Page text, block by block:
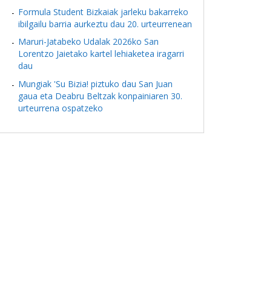
Formula Student Bizkaiak jarleku bakarreko
ibilgailu barria aurkeztu dau 20. urteurrenean
Maruri-Jatabeko Udalak 2026ko San
Lorentzo Jaietako kartel lehiaketea iragarri
dau
Mungiak 'Su Bizia! piztuko dau San Juan
gaua eta Deabru Beltzak konpainiaren 30.
urteurrena ospatzeko